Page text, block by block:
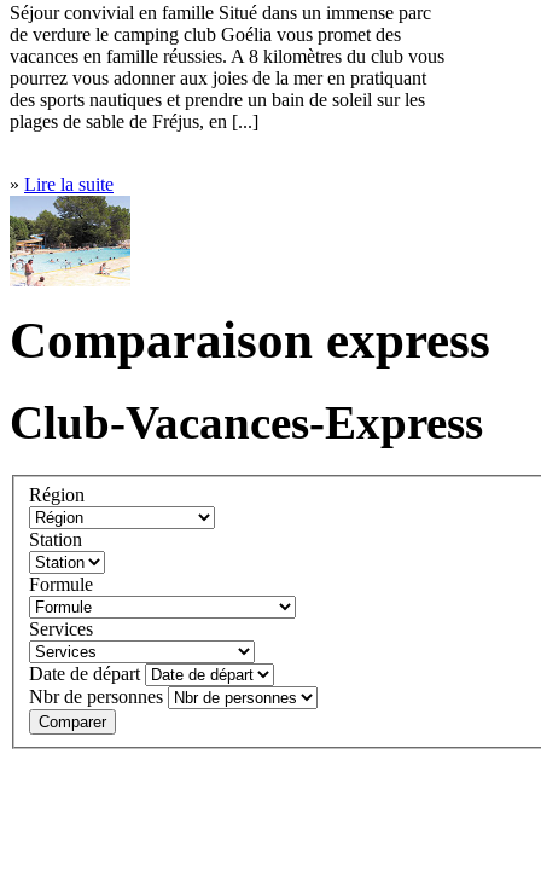
Séjour convivial en famille Situé dans un immense parc
de verdure le camping club Goélia vous promet des
vacances en famille réussies. A 8 kilomètres du club vous
pourrez vous adonner aux joies de la mer en pratiquant
des sports nautiques et prendre un bain de soleil sur les
plages de sable de Fréjus, en [...]
» Lire la suite
Comparaison express
Club-Vacances-Express
Région
Station
Formule
Services
Date de départ
Nbr de personnes
Comparer